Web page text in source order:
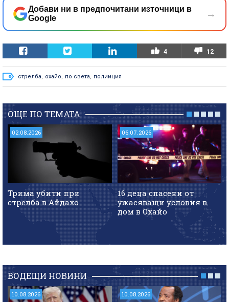
Добави ни в предпочитани източници в
Google
→
4 12
стрелба, охайо, по света, полииция
ОЩЕ ПО ТЕМАТА
02.08.2026
Трима убити при
стрелба в Айдахо
06.07.2026
16 деца спасени от
ужасяващи условия в
дом в Охайо
ВОДЕЩИ НОВИНИ
10.08.2026 10.08.2026